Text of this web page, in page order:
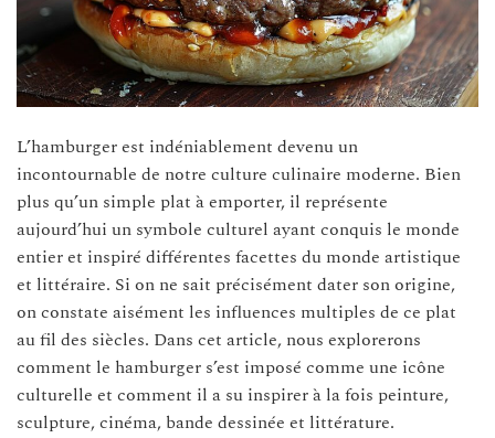
L’hamburger est indéniablement devenu un
incontournable de notre culture culinaire moderne. Bien
plus qu’un simple plat à emporter, il représente
aujourd’hui un symbole culturel ayant conquis le monde
entier et inspiré différentes facettes du monde artistique
et littéraire. Si on ne sait précisément dater son origine,
on constate aisément les influences multiples de ce plat
au fil des siècles. Dans cet article, nous explorerons
comment le hamburger s’est imposé comme une icône
culturelle et comment il a su inspirer à la fois peinture,
sculpture, cinéma, bande dessinée et littérature.